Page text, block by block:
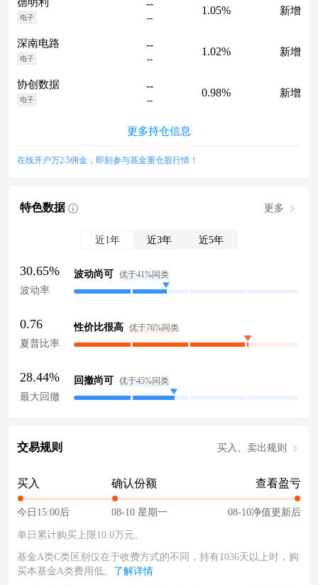
德明利
电子
--
--
1.05% 新增
深南电路
电子
--
--
1.02% 新增
协创数据
电子
--
--
0.98% 新增
更多持仓信息
在线开户万2.5佣金，即刻参与基金重仓股行情！
特色数据 更多
近1年 近3年 近5年
30.65%
波动率
波动尚可 优于41%同类
0.76
夏普比率
性价比很高 优于76%同类
28.44%
最大回撤
回撤尚可 优于45%同类
交易规则 买入、卖出规则
买入
今日15:00后
确认份额
08-10 星期一
查看盈亏
08-10净值更新后
单日累计购买上限10.0万元。
基金A类C类区别仅在于收费方式的不同，持有1036天以上时，购
买本基金A类费用低。 了解详情